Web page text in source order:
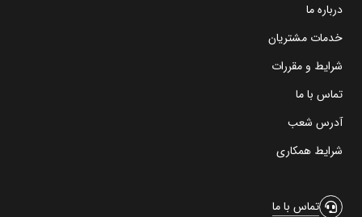
درباره ما
خدمات مشتریان
شرایط و مقررات
تماس با ما
آدرس شعب
شرایط همکاری
تماس با ما